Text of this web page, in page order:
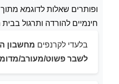
ופותרים שאלות לדוגמא
חינמיים להורדה ותרגול
בלעדי לקרנפים מחשבון
לשבר פשוט/מעורב/